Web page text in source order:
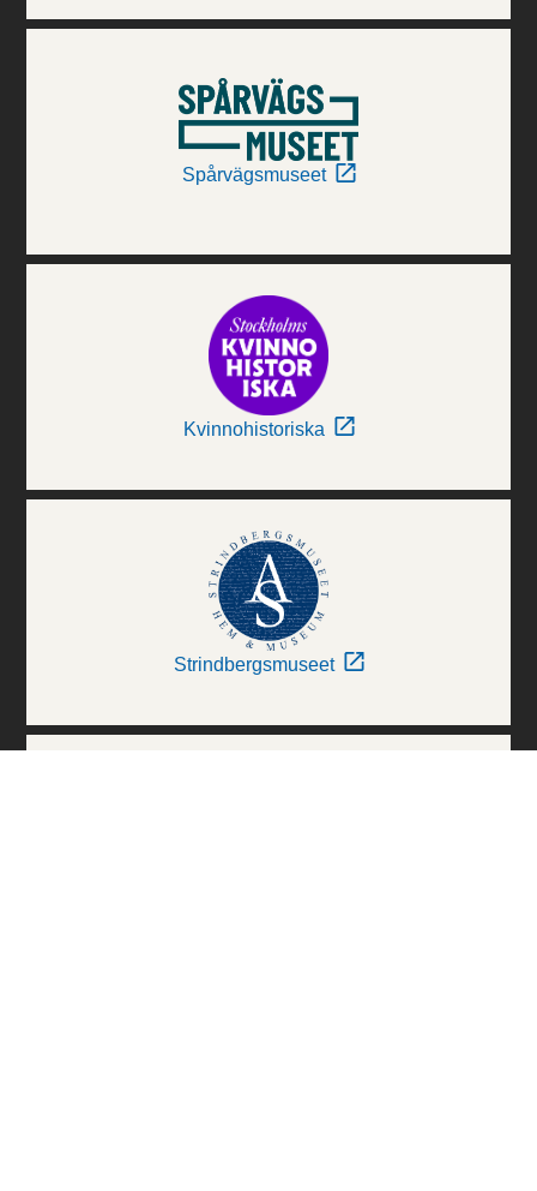
Spårvägsmuseet
Kvinnohistoriska
Strindbergsmuseet